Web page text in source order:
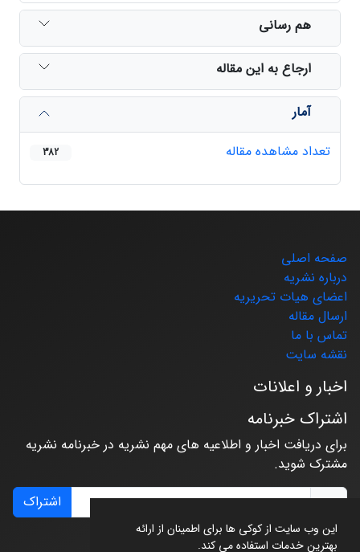
این وب سایت از کوکی ها برای اطمینان از ارائه
بهترین خدمات استفاده می کند.
هم رسانی
ارجاع به این مقاله
آمار
تعداد مشاهده مقاله
382
صفحه اصلی
درباره نشریه
اعضای هیات تحریریه
ارسال مقاله
تماس با ما
نقشه سایت
اخبار و اعلانات
اشتراک خبرنامه
برای دریافت اخبار و اطلاعیه های مهم نشریه در خبرنامه نشریه
مشترک شوید.
اشتراک